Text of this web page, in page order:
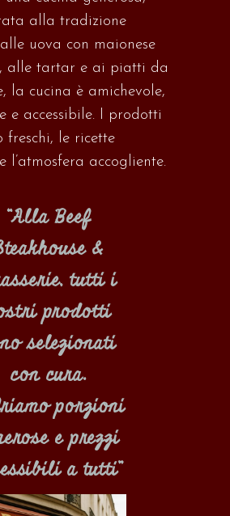
alla tradizione
uova con maionese
alle tartar e ai piatti da
la cucina è amichevole,
e accessibile. I prodotti
freschi, le ricette
l’atmosfera accogliente.
“Alla Beef
&
tutti i
prodotti
selezionati
con cura.
porzioni
e prezzi
a tutti”